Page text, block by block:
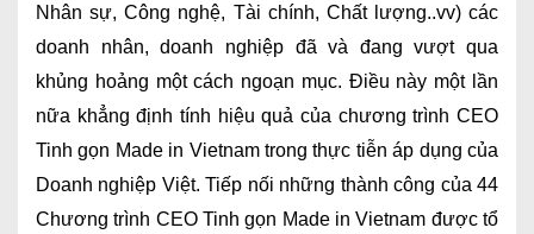
Nhân sự, Công nghệ, Tài chính, Chất lượng..vv) các
doanh nhân, doanh nghiệp đã và đang vượt qua
khủng hoảng một cách ngoạn mục. Điều này một lần
nữa khẳng định tính hiệu quả của chương trình CEO
Tinh gọn Made in Vietnam trong thực tiễn áp dụng của
Doanh nghiệp Việt. Tiếp nối những thành công của 44
Chương trình CEO Tinh gọn Made in Vietnam được tổ